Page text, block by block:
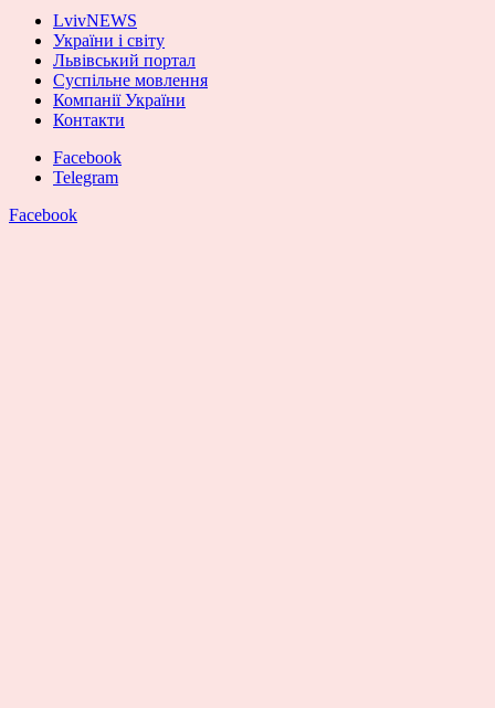
LvivNEWS
України і світу
Львівський портал
Суспільне мовлення
Компанії України
Контакти
Facebook
Telegram
Facebook